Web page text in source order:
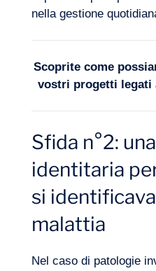
Diario di bordo
nella gestione
Scoprite come
vostri progetti legati
Sfida n°2:
identitaria
si
malattia
Nel caso di patologie